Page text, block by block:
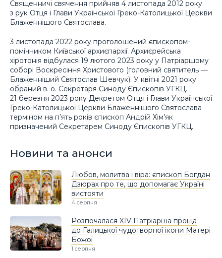
Священничі свячення прийняв 4 листопада 2012 року
з рук Отця і Глави Української Греко-Католицької Церкви
Блаженнішого Святослава.
3 листопада 2022 року проголошений єпископом-
помічником Київської архиєпархії. Архиєрейська
хіротонія відбулася 19 лютого 2023 року у Патріаршому
соборі Воскресіння Христового (головний святитель —
Блаженніший Святослав Шевчук). У квітні 2021 року
обраний в. о. Секретаря Синоду Єпископів УГКЦ.
21 березня 2023 року Декретом Отця і Глави Української
Греко-Католицької Церкви Блаженнішого Святослава
терміном на п’ять років єпископ Андрій Хім’як
призначений Секретарем Синоду Єпископів УГКЦ.
Новини та анонси
Любов, молитва і віра: єпископ Богдан
Дзюрах про те, що допомагає Україні
вистояти
4 серпня
Розпочалася XIV Патріарша проща
до Галицької чудотворної ікони Матері
Божої
1 серпня